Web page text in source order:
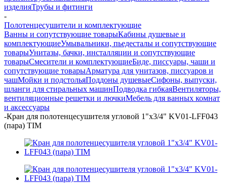
изделияТрубы и фитинги
-
Полотенцесушители и комплектующие
Ванны и сопутствующие товарыКабины душевые и
комплектующиеУмывальники, пьедесталы и сопутствующие
товарыУнитазы, бачки, инсталляции и сопутствующие
товарыСмесители и комплектующиеБиде, писсуары, чаши и
сопутствующие товарыАрматура для унитазов, писсуаров и
чашМойки и подстольяПоддоны душевыеСифоны, выпуски,
шланги для стиральных машинПодводка гибкаяВентиляторы,
вентиляционные решетки и лючкиМебель для ванных комнат
и аксессуары
-Кран для полотенцесушителя угловой 1"х3/4" KV01-LFF043
(пара) TIM